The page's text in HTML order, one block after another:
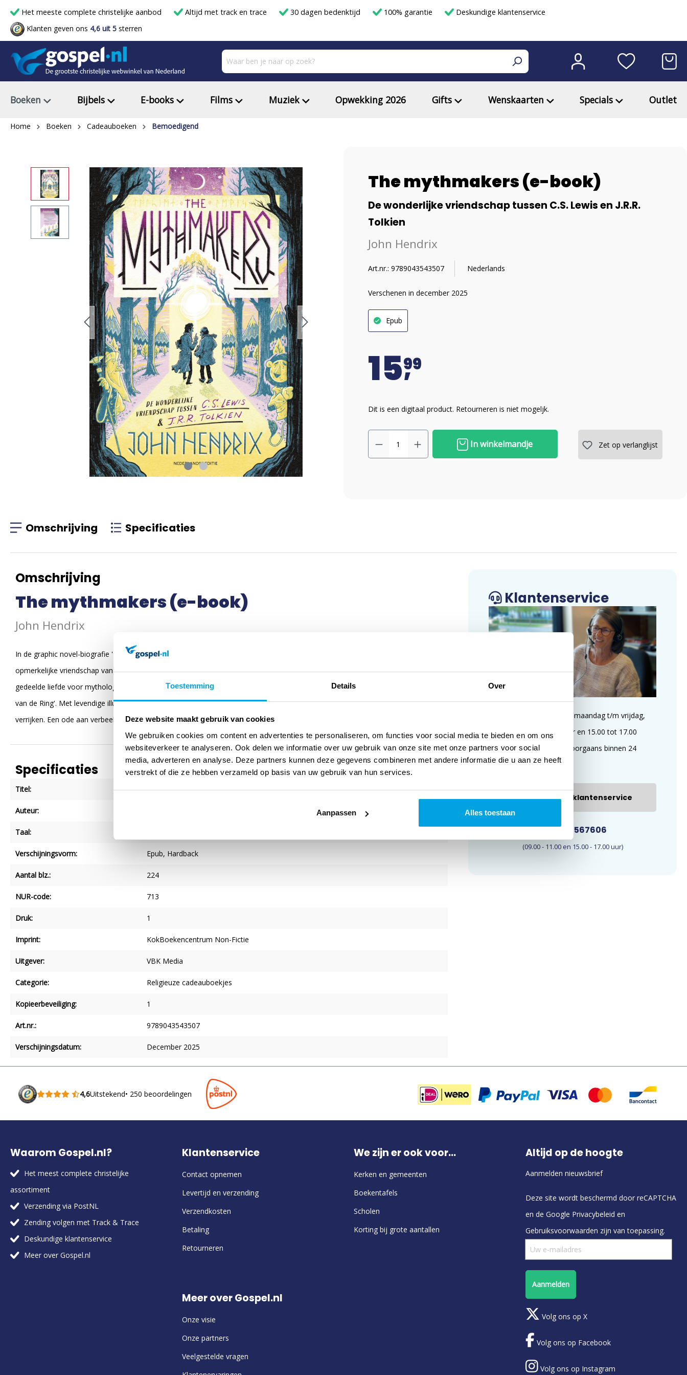
Toestemming Details Over
Deze website maakt gebruik van cookies
We gebruiken cookies om content en advertenties te personaliseren, om functies voor social media te bieden en om ons
websiteverkeer te analyseren. Ook delen we informatie over uw gebruik van onze site met onze partners voor social
media, adverteren en analyse. Deze partners kunnen deze gegevens combineren met andere informatie die u aan ze heeft
verstrekt of die ze hebben verzameld op basis van uw gebruik van hun services.
Aanpassen Alles toestaan
Het meeste complete christelijke aanbod Altijd met track en trace 30 dagen bedenktijd 100% garantie
Deskundige klantenservice
Klanten geven ons 4,6 uit 5 sterren
Boeken Bijbels E-books Films Muziek Opwekking 2026 Gifts Wenskaarten Specials Outlet
Home Boeken Cadeauboeken Bemoedigend
The mythmakers (e-book)
De wonderlijke vriendschap tussen C.S. Lewis en J.R.R.
Tolkien
John Hendrix
Art.nr.: 9789043543507 Nederlands
Verschenen in december 2025
Epub
1599
Dit is een digitaal product. Retourneren is niet mogeljk.
In winkelmandje Zet op verlanglijst
Omschrijving Specificaties
Omschrijving
The mythmakers (e-book)
John Hendrix
In de graphic novel-biografie 'The Mythmakers' brengt de door The New York Times bekroonde bestsellerauteur John Hendrix de
opmerkelijke vriendschap van C.S. Lewis en J.R.R. Tolkien tot leven. In dit boek kom je meer te weten over hun ontmoeting, hun
gedeelde liefde voor mythologie en hoe ze elkaar inspireerden tot het schrijven van hun meesterwerken 'Narnia' en 'In de ban
van de Ring'. Met levendige illustraties en meeslepend vertelwerk laat John Hendrix zien hoe fantasie de werkelijkheid kan
verrijken. Een ode aan verbeelding, vriendschap en de magie van woorden.
Specificaties
Titel: The mythmakers (e-book)
Auteur:
Taal:
Verschijningsvorm: Epub, Hardback
Aantal blz.: 224
NUR-code: 713
Druk: 1
Imprint: KokBoekencentrum Non-Fictie
Uitgever: VBK Media
Categorie: Religieuze cadeauboekjes
Kopieerbeveiliging: 1
Art.nr.: 9789043543507
Verschijningsdatum: December 2025
Klantenservice
Wij zijn te bereiken op maandag t/m vrijdag,
van 09.00 tot 11.00 uur en 15.00 tot 17.00
uur. E-mails worden doorgaans binnen 24
uur beantwoord.
E-mail onze klantenservice
033-4567606
(09.00 - 11.00 en 15.00 - 17.00 uur)
4,6Uitstekend• 250 beoordelingen
Waarom Gospel.nl?
Het meest complete christelijke
assortiment
Verzending via PostNL
Zending volgen met Track & Trace
Deskundige klantenservice
Meer over Gospel.nl
Klantenservice
Contact opnemen
Levertijd en verzending
Verzendkosten
Betaling
Retourneren
Meer over Gospel.nl
Onze visie
Onze partners
Veelgestelde vragen
We zijn er ook voor...
Kerken en gemeenten
Boekentafels
Scholen
Korting bij grote aantallen
Altijd op de hoogte
Aanmelden nieuwsbrief
Deze site wordt beschermd door reCAPTCHA
en de Google Privacybeleid en
Gebruiksvoorwaarden zijn van toepassing.
Aanmelden
Volg ons op X
Volg ons op Facebook
Volg ons op Instagram